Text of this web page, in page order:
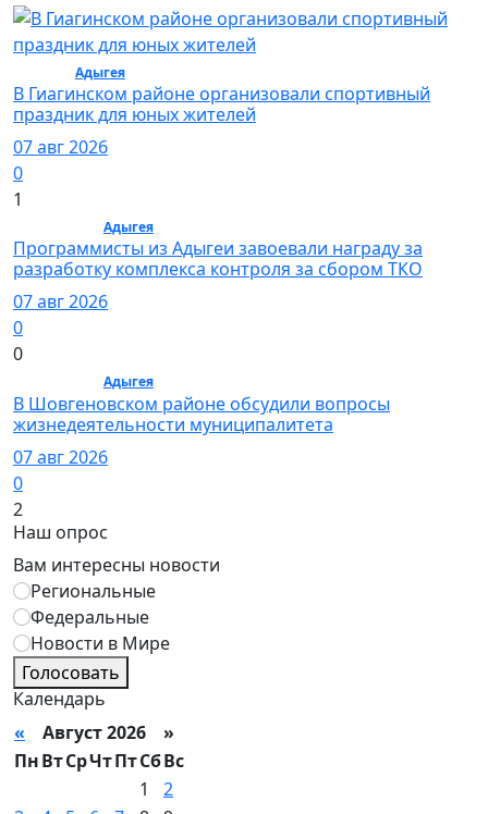
Адыгея/ Спорт
В Гиагинском районе организовали спортивный
праздник для юных жителей
07 авг 2026
0
1
Адыгея/ Общество
Программисты из Адыгеи завоевали награду за
разработку комплекса контроля за сбором ТКО
07 авг 2026
0
0
Адыгея/ Общество
В Шовгеновском районе обсудили вопросы
жизнедеятельности муниципалитета
07 авг 2026
0
2
Наш опрос
Вам интересны новости
Региональные
Федеральные
Новости в Мире
Голосовать
Календарь
« Август 2026 »
ПнВтСрЧтПтСбВс
1
2